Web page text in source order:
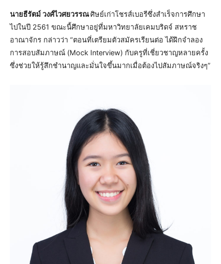
นายธีรัตม์ วงศ์ไวศยวรรณศิษย์เก่าโชรส์เบอรีซึ่งสำเร็จการศึกษา
ไปในปี 2561 ขณะนี้ศึกษาอยู่ที่มหาวิทยาลัยเคมบริดจ์ สหราช
อาณาจักร กล่าวว่า “ตอนที่เตรียมตัวสมัครเรียนต่อ ได้ฝึกจำลอง
การสอบสัมภาษณ์ (Mock Interview) กับครูที่เชี่ยวชาญหลายครั้ง
ซึ่งช่วยให้รู้สึกชำนาญและมั่นใจขึ้นมากเมื่อต้องไปสัมภาษณ์จริงๆ”